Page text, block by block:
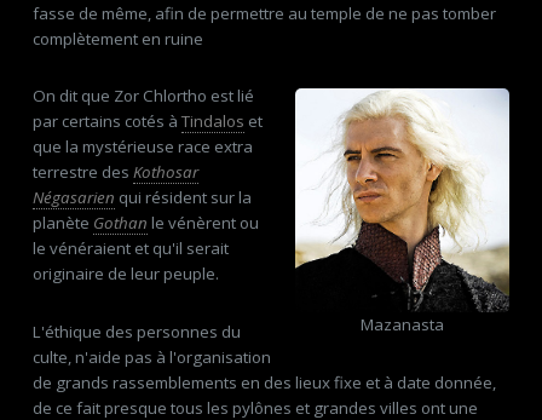
fasse de même, afin de permettre au temple de ne pas tomber
complètement en ruine
Mazanasta
On dit que Zor Chlortho est lié
par certains cotés à Tindalos et
que la mystérieuse race extra
terrestre des Kothosar
Négasarien qui résident sur la
planète Gothan le vénèrent ou
le vénéraient et qu'il serait
originaire de leur peuple.
L'éthique des personnes du
culte, n'aide pas à l'organisation
de grands rassemblements en des lieux fixe et à date donnée,
de ce fait presque tous les pylônes et grandes villes ont une